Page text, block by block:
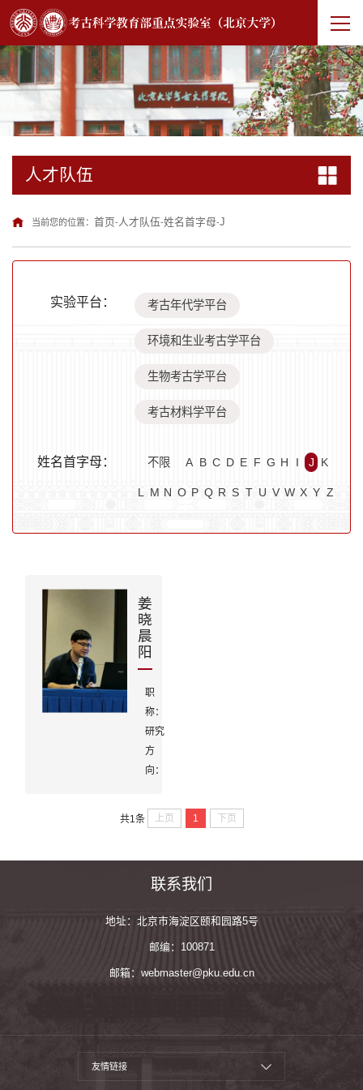
人才队伍
当前您的位置： 首页-人才队伍-姓名首字母-J
实验平台： 考古年代学平台
环境和生业考古学平台
生物考古学平台
考古材料学平台
姓名首字母： 不限 A B C D E F G H I J K
L M N O P Q R S T U V W X Y Z
姜
晓
晨
阳
职
称：
研究
方
向：
陶
瓷
共1条 上页 1 下页
联系我们
地址：北京市海淀区颐和园路5号
邮编：100871
邮箱：webmaster@pku.edu.cn
友情链接